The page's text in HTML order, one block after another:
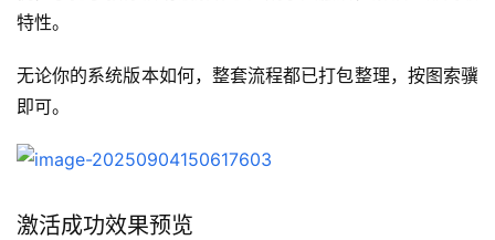
特性。
无论你的系统版本如何，整套流程都已打包整理，按图索骥
即可。
激活成功效果预览